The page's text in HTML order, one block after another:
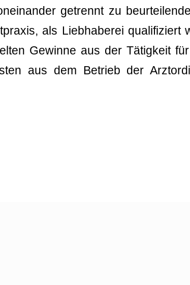
getrennt zu
als Liebhaberei qualifiziert
Gewinne aus der Tätigkeit
aus dem Betrieb der